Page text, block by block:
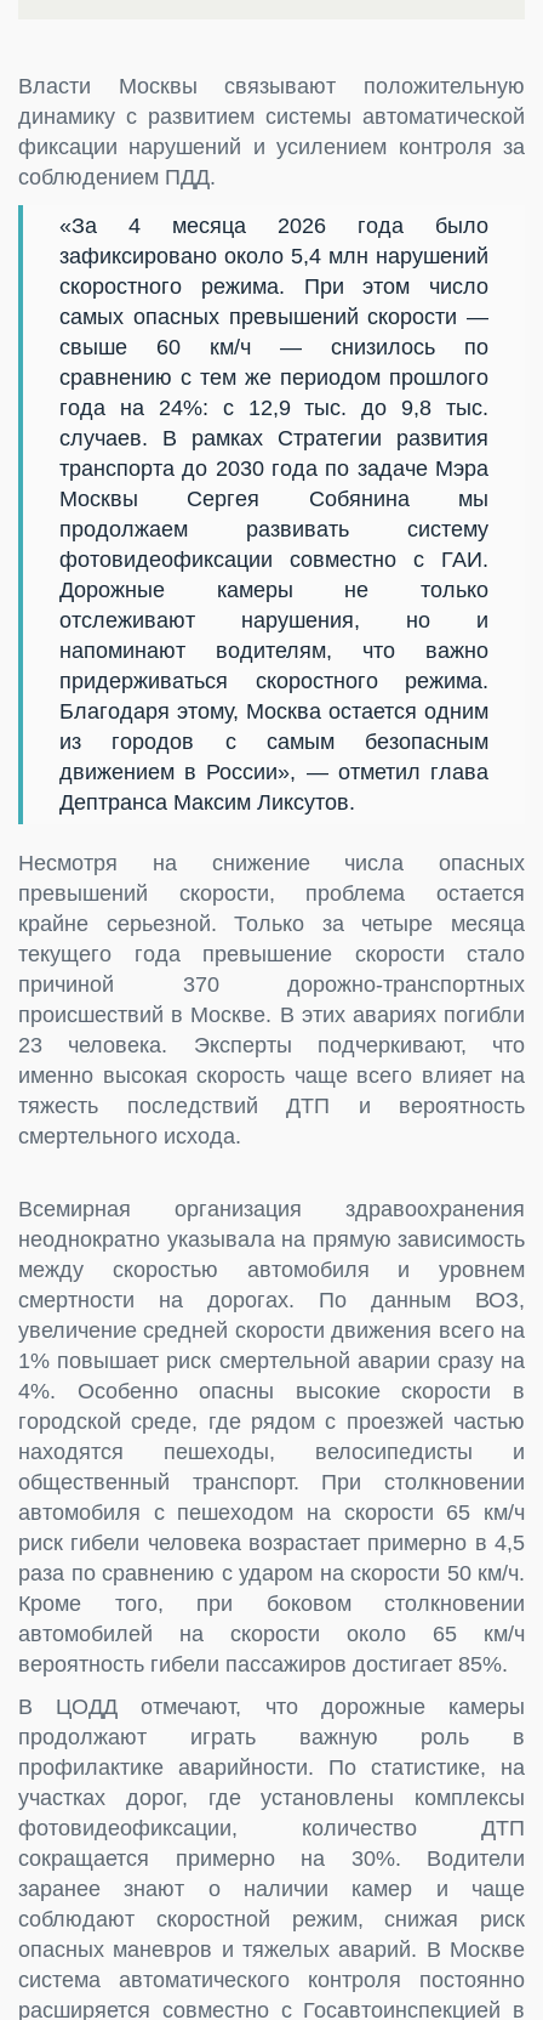
Власти Москвы связывают положительную
динамику с развитием системы автоматической
фиксации нарушений и усилением контроля за
соблюдением ПДД.
«За 4 месяца 2026 года было
зафиксировано около 5,4 млн нарушений
скоростного режима. При этом число
самых опасных превышений скорости —
свыше 60 км/ч — снизилось по
сравнению с тем же периодом прошлого
года на 24%: с 12,9 тыс. до 9,8 тыс.
случаев. В рамках Стратегии развития
транспорта до 2030 года по задаче Мэра
Москвы Сергея Собянина мы
продолжаем развивать систему
фотовидеофиксации совместно с ГАИ.
Дорожные камеры не только
отслеживают нарушения, но и
напоминают водителям, что важно
придерживаться скоростного режима.
Благодаря этому, Москва остается одним
из городов с самым безопасным
движением в России», — отметил глава
Дептранса Максим Ликсутов.
Несмотря на снижение числа опасных
превышений скорости, проблема остается
крайне серьезной. Только за четыре месяца
текущего года превышение скорости стало
причиной 370 дорожно-транспортных
происшествий в Москве. В этих авариях погибли
23 человека. Эксперты подчеркивают, что
именно высокая скорость чаще всего влияет на
тяжесть последствий ДТП и вероятность
смертельного исхода.
Всемирная организация здравоохранения
неоднократно указывала на прямую зависимость
между скоростью автомобиля и уровнем
смертности на дорогах. По данным ВОЗ,
увеличение средней скорости движения всего на
1% повышает риск смертельной аварии сразу на
4%. Особенно опасны высокие скорости в
городской среде, где рядом с проезжей частью
находятся пешеходы, велосипедисты и
общественный транспорт. При столкновении
автомобиля с пешеходом на скорости 65 км/ч
риск гибели человека возрастает примерно в 4,5
раза по сравнению с ударом на скорости 50 км/ч.
Кроме того, при боковом столкновении
автомобилей на скорости около 65 км/ч
вероятность гибели пассажиров достигает 85%.
В ЦОДД отмечают, что дорожные камеры
продолжают играть важную роль в
профилактике аварийности. По статистике, на
участках дорог, где установлены комплексы
фотовидеофиксации, количество ДТП
сокращается примерно на 30%. Водители
заранее знают о наличии камер и чаще
соблюдают скоростной режим, снижая риск
опасных маневров и тяжелых аварий. В Москве
система автоматического контроля постоянно
расширяется совместно с Госавтоинспекцией в